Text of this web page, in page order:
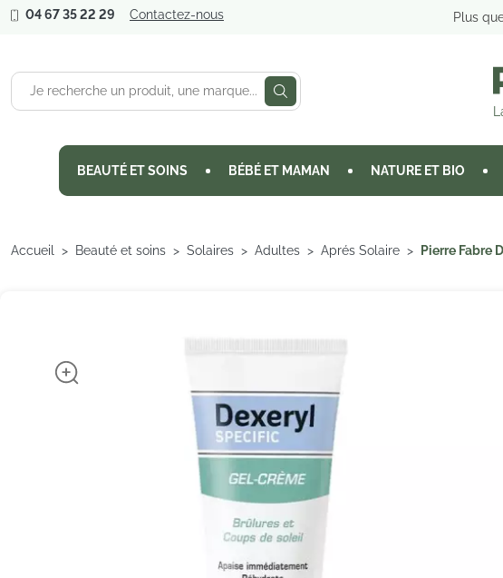
04 67 35 22 29 Contactez-nous Plus
BEAUTÉ ET SOINS BÉBÉ ET MAMAN NATURE ET BIO
Accueil Beauté et soins Solaires Adultes Aprés Solaire Pierre Fabre